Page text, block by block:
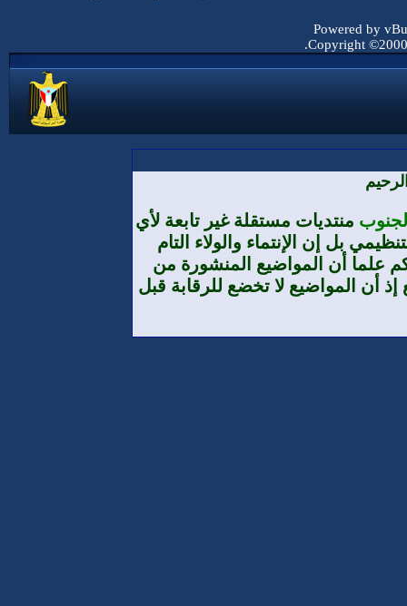
Powered by
Copyright
منتديات مستقلة غير تابعة لأي
بل إن الإنتماء والولاء التام
علما أن المواضيع المنشورة من
أن المواضيع لا تخضع للرقابة قبل